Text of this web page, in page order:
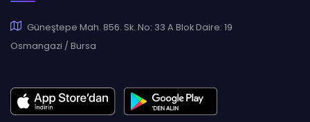
Güneştepe Mah. 856. Sk. No: 33 A Blok Daire: 19
Osmangazi / Bursa